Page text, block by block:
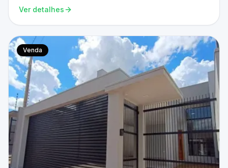
Ver detalhes
Venda